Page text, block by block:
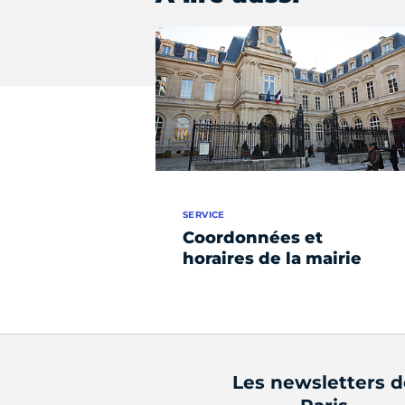
Coordonnées et
horaires de la mairie
SERVICE
Les newsletters